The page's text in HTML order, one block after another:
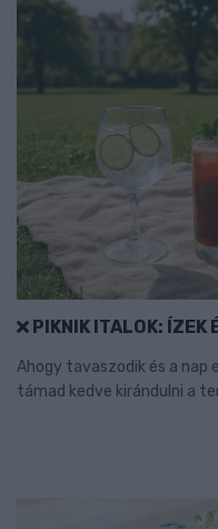
PIKNIK ITALOK: ÍZEK
Ahogy tavaszodik és a nap
támad kedve kirándulni a